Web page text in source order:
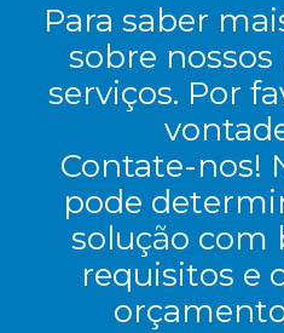
Para saber
sobre
serviços. Por
Contate-nos!
pode
solução com
requisitos e